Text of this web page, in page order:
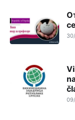
Pozdrav,evo
Анонимно2811968
Narod ne zeli
pametne i